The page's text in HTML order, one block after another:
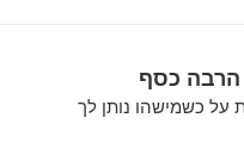
הרבה כסף
על כשמישהו נותן לך